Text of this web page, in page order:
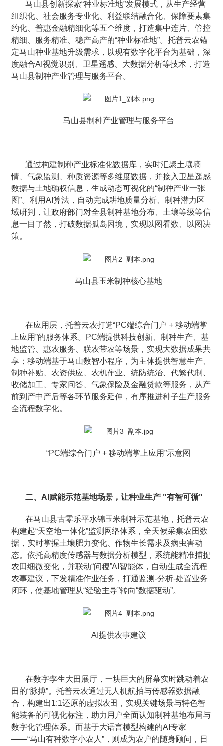
马山县创新探索“种业标准地”发展模式，从生产经营
组织化、社会服务专业化、利益联结融合化、保障要素集
约化、普惠金融精细化等五个维度，打造集中连片、管控
精细、服务精准、稳产高产的“种业标准地”。托普云农锚
定马山种业基地升级需求，以现有数字化平台为基础，深
度融合AI视觉识别、卫星遥感、大数据分析等技术，打造
马山县制种产业管理与服务平台。
马山县制种产业管理与服务平台
通过构建制种产业标准化数据库，实时汇聚土壤墒
情、气象监测、种质资源等多维度数据，并接入卫星遥感
数据与土地确权信息，生成动态可视化的“制种产业一张
图”。利用AI算法，自动完成耕地质量分析、制种潜力区
域研判，让政府部门对全县制种基地分布、土壤等级等信
息一目了然，打破数据孤岛困境，实现以图看数、以图决
策。
马山县玉米制种核心基地
在应用层，托普云农打造“PC端综合门户 + 移动端掌
上应用”的服务体系。PC端提供科技创新、制种生产、基
地监管、惠农服务、联农带农等场景，实现大数据成果共
享；移动端基于马山数智小程序，为主体提供智慧生产、
制种补贴、农资供应、农机作业、统防统治、代繁代制、
收储加工、专家问答、气象保险及金融贷款等服务，从产
前到产中产后等各环节服务延伸，有序推进种子生产服务
全流程数字化。
“PC端综合门户 + 移动端掌上应用”示意图
二、AI赋能示范基地场景，让种业生产 "有智可循"
在马山县古零乐平水锦玉米制种示范基地，托普云农
构建起“天空地一体化”监测网络体系，全天候采集农田数
据，实时掌握土壤肥力变化、作物生长需求及病虫害动
态。依托高精度传感器与数据分析模型，系统能精准捕捉
农田细微变化，并联动“问稷”AI智能体，自动生成全流程
农事建议，下发精准作业任务，打通监测-分析-处置业务
闭环，使基地管理从“经验主导”转向“数据驱动”。
AI提供农事建议
在数字孪生大田展厅，一块巨大的屏幕实时跳动着农
田的“脉搏”。托普云农通过无人机航拍与传感器数据融
合，构建出1:1还原的虚拟农田，实现关键场景与特色智
能装备的可视化标注，助力用户全面认知制种基地布局与
数字化管理体系。而基于大语言模型构建的AI专家
——“马山有种数字小农人”，则成为农户的随身顾问，日